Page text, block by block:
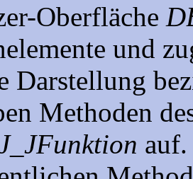
Oberfläche
und
Darstellung
Methoden